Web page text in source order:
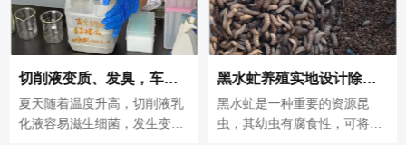
切削液变质、发臭，车间异味污染大，除臭剂该怎么选？
夏天随着温度升高，切削液乳
化液容易滋生细菌，发生变
黑水虻养殖实地设计除臭方案，工业除臭剂解决恶臭难题！
黑水虻是一种重要的资源昆
虫，其幼虫有腐食性，可将餐